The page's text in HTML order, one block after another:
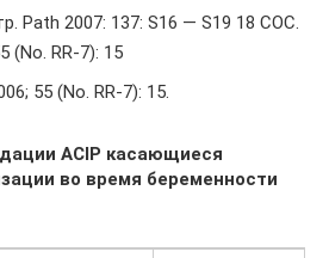
Path 2007: 137: S16 — S19 18 COC.
(No. RR-7): 15
55 (No. RR-7): 15.
ACIP касающиеся
во время беременности